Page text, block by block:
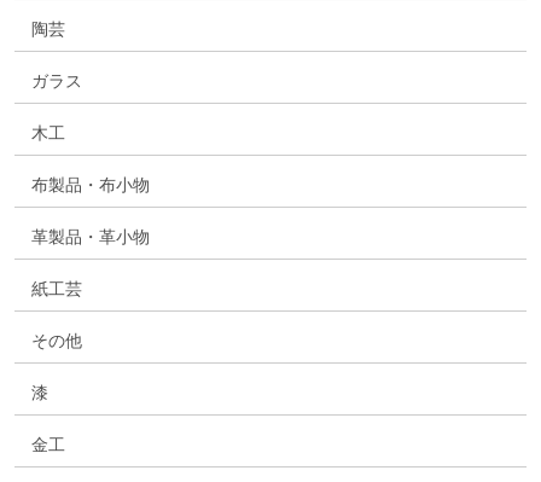
陶芸
ガラス
木工
布製品・布小物
革製品・革小物
紙工芸
その他
漆
金工